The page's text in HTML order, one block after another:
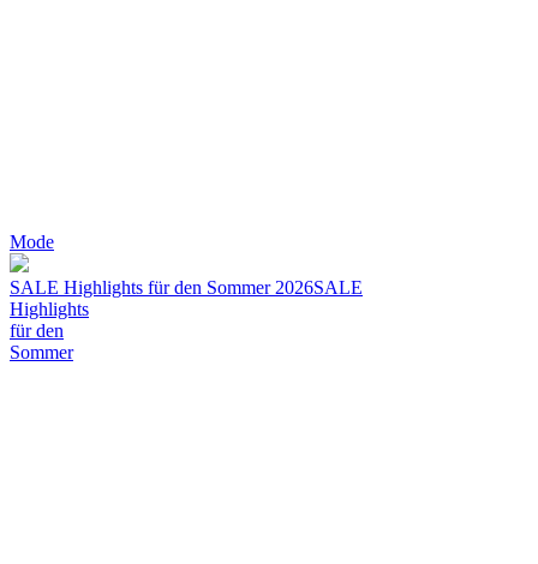
Mode
SALE Highlights für den Sommer 2026SALE
Highlights
für den
Sommer